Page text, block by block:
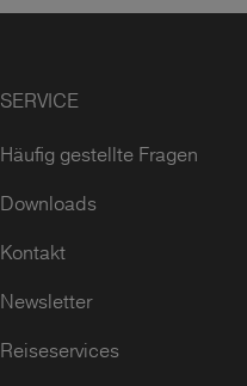
SERVICE
Häufig gestellte Fragen
Downloads
Kontakt
Newsletter
Reiseservices